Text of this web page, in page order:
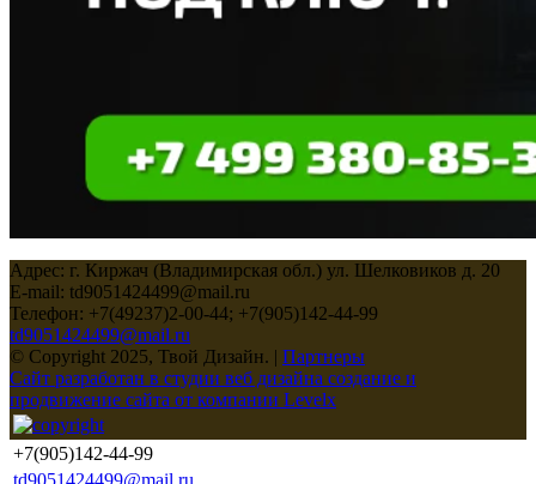
Адрес: г. Киржач (Владимирская обл.) ул. Шелковиков д. 20
E-mail: td9051424499@mail.ru
Телефон: +7(49237)2-00-44; +7(905)142-44-99
td9051424499@mail.ru
© Copyright 2025, Твой Дизайн. | Партнеры
Сайт разработан в студии веб дизайна создание и
продвижение сайта от компании Levelx
+7(905)142-44-99